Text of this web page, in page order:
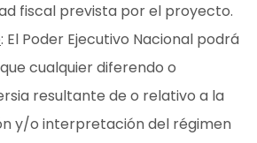
fiscal prevista por el proyecto.
: El Poder Ejecutivo Nacional podrá
cualquier diferendo o
resultante de o relativo a la
y/o interpretación del régimen